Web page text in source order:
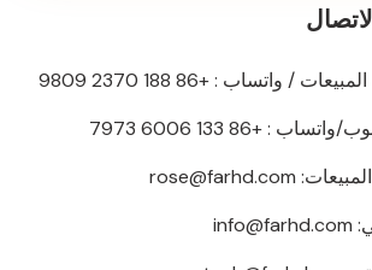
/ واتساب : +86 188 2370 9809
: +86 133 6006 7973
rose@farhd.com
info@farhd.com